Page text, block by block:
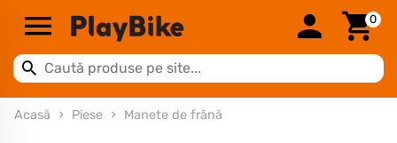
0
Acasă Piese Manete de frână